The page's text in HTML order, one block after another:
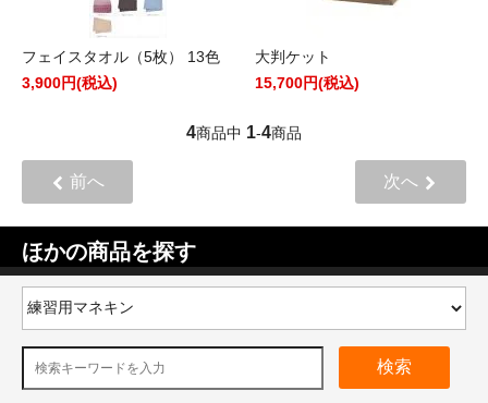
フェイスタオル（5枚） 13色
3,900円(税込)
大判ケット
15,700円(税込)
4商品中 1-4商品
前へ 次へ
ほかの商品を探す
検索